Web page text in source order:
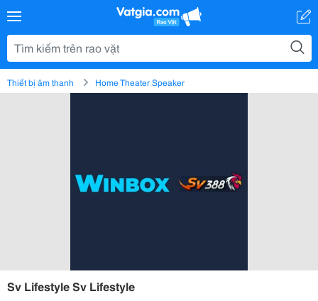
Thiết bị âm thanh Home Theater Speaker
Sv Lifestyle Sv Lifestyle